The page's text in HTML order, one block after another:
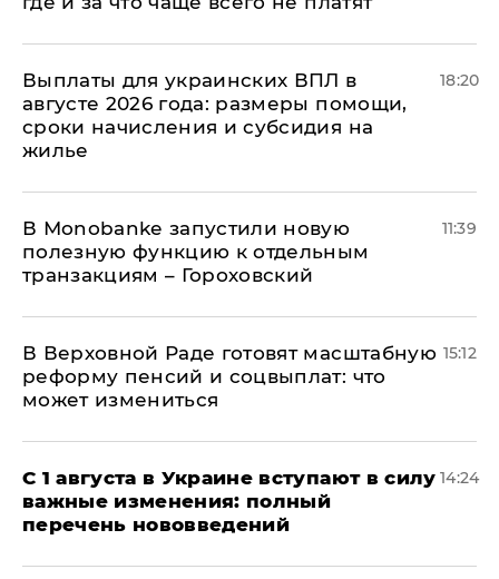
Выплаты для украинских ВПЛ в
августе 2026 года: размеры помощи,
сроки начисления и субсидия на
жилье
18:20
В Мonobankе запустили новую
полезную функцию к отдельным
транзакциям – Гороховский
11:39
В Верховной Раде готовят масштабную
реформу пенсий и соцвыплат: что
может измениться
15:12
С 1 августа в Украине вступают в силу
важные изменения: полный
перечень нововведений
14:24